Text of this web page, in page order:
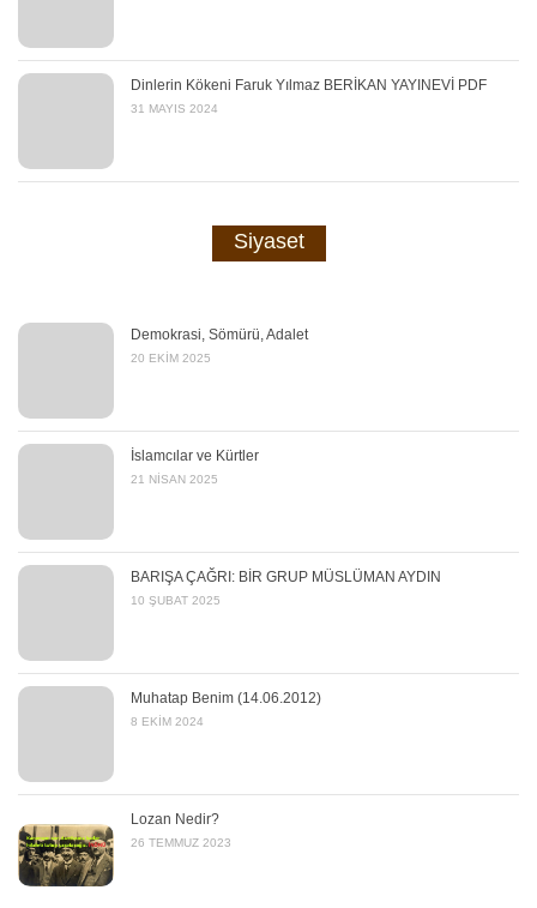
Dinlerin Kökeni Faruk Yılmaz BERİKAN YAYINEVİ PDF
31 MAYIS 2024
Siyaset
Demokrasi, Sömürü, Adalet
20 EKIM 2025
İslamcılar ve Kürtler
21 NISAN 2025
BARIŞA ÇAĞRI: BİR GRUP MÜSLÜMAN AYDIN
10 ŞUBAT 2025
Muhatap Benim (14.06.2012)
8 EKIM 2024
Lozan Nedir?
26 TEMMUZ 2023